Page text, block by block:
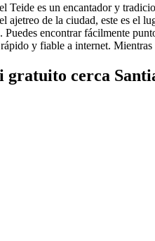
Teide es un encantador y
ajetreo de la ciudad, este es el
Puedes encontrar fácilmente
y fiable a internet.
gratuito cerca